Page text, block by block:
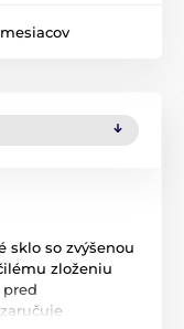
sklo so zvýšenou
zloženiu